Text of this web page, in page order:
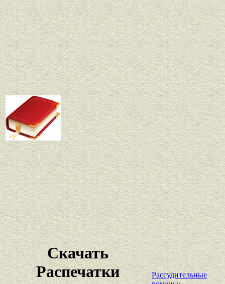
Скачать
Распечатки
Рассудительные